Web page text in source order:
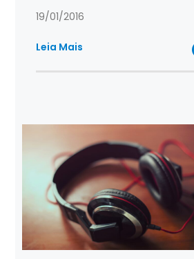
19/01/2016
Leia Mais